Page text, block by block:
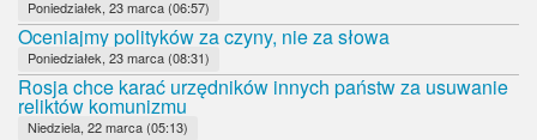
Poniedziałek, 23 marca (06:57)
Oceniajmy polityków za czyny, nie za słowa
Poniedziałek, 23 marca (08:31)
Rosja chce karać urzędników innych państw za usuwanie
reliktów komunizmu
Niedziela, 22 marca (05:13)